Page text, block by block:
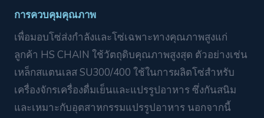
การควบคุมคุณภาพ
เพื่อมอบโซ่ส่งกำลังและโซ่เฉพาะทางคุณภาพสูงแก่
ลูกค้า HS CHAIN ใช้วัตถุดิบคุณภาพสูงสุด ตัวอย่างเช่น
เหล็กสแตนเลส SU300/400 ใช้ในการผลิตโซ่สำหรับ
เครื่องจักรเครื่องดื่มเย็นและแปรรูปอาหาร ซึ่งกันสนิม
และเหมาะกับอุตสาหกรรมแปรรูปอาหาร นอกจากนี้